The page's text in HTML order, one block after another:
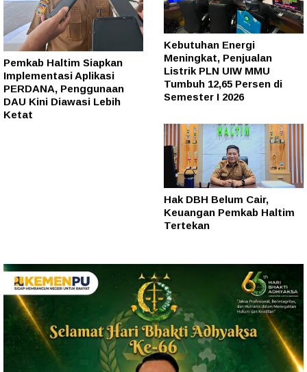
Pemkab Haltim Siapkan
Implementasi Aplikasi
PERDANA, Penggunaan
DAU Kini Diawasi Lebih
Ketat
Kebutuhan Energi
Meningkat, Penjualan
Listrik PLN UIW MMU
Tumbuh 12,65 Persen di
Semester I 2026
Hak DBH Belum Cair,
Keuangan Pemkab Haltim
Tertekan